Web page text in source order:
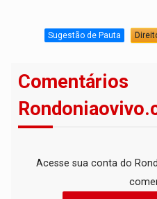
Sugestão de Pauta
Comentários
Acesse sua conta do